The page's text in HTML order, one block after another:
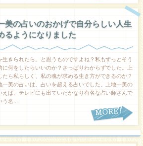
美の占いのおかげで自分らしい人生
るようになりました
きられたら。と思うものですよね？私もずっとそう
何をしたらいいのか？さっぱりわからずでした。上
ら私らしく、私の魂が求める生き方ができるのか？
美の占いは、占いを超える占いでした。上地一美の
ば、テレビにも出ていたかなり有名な占い師さんで
名...